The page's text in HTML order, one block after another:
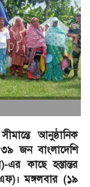
আনুষ্ঠানিক
জন বাংলাদেশি
এর কাছে হস্তান্তর
মঙ্গলবার (১৯